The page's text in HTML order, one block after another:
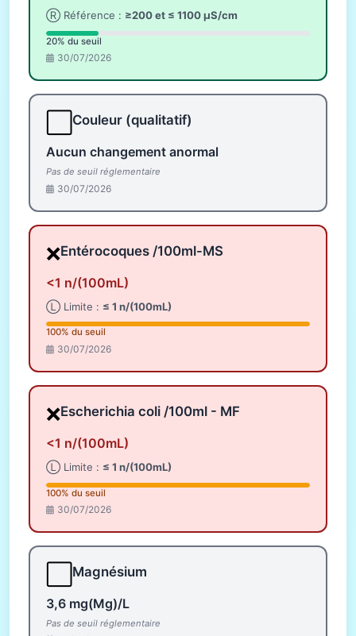
Ⓡ Référence : ≥200 et ≤ 1100 µS/cm
20% du seuil
30/07/2026
Couleur (qualitatif)
Aucun changement anormal
Pas de seuil réglementaire
30/07/2026
❌Entérocoques /100ml-MS
<1 n/(100mL)
Ⓛ Limite : ≤ 1 n/(100mL)
100% du seuil
30/07/2026
❌Escherichia coli /100ml - MF
<1 n/(100mL)
Ⓛ Limite : ≤ 1 n/(100mL)
100% du seuil
30/07/2026
Magnésium
3,6 mg(Mg)/L
Pas de seuil réglementaire